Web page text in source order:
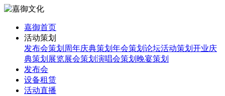
嘉御首页
活动策划
发布会策划 周年庆典策划 年会策划 论坛活动策划 开业庆
典策划 展览展会策划 演唱会策划 晚宴策划
发布会
设备租赁
活动直播